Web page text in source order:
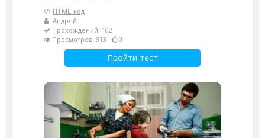
HTML-код
Андрей
Прохождений: 102
Просмотров: 313
0
Пройти тест